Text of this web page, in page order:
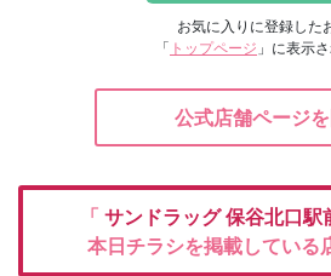
お気に入りに登録した
「 トップページ 」に表示さ
公式店舗ページを
「 サンドラッグ保谷北口駅
本日チラシを掲載している